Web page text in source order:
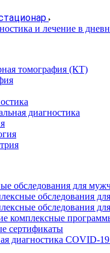
и лечение в
томография (КТ)
диагностика
обследования для
обследования
обследования
комплексные
сертификаты
диагностика COVID-